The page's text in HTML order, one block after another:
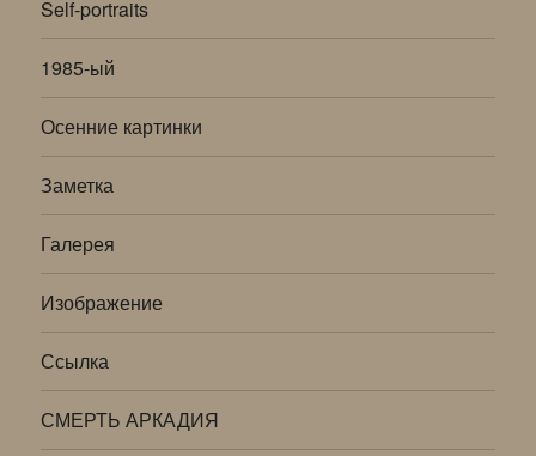
Self-portraits
1985-ый
Осенние картинки
Заметка
Галерея
Изображение
Ссылка
СМЕРТЬ АРКАДИЯ